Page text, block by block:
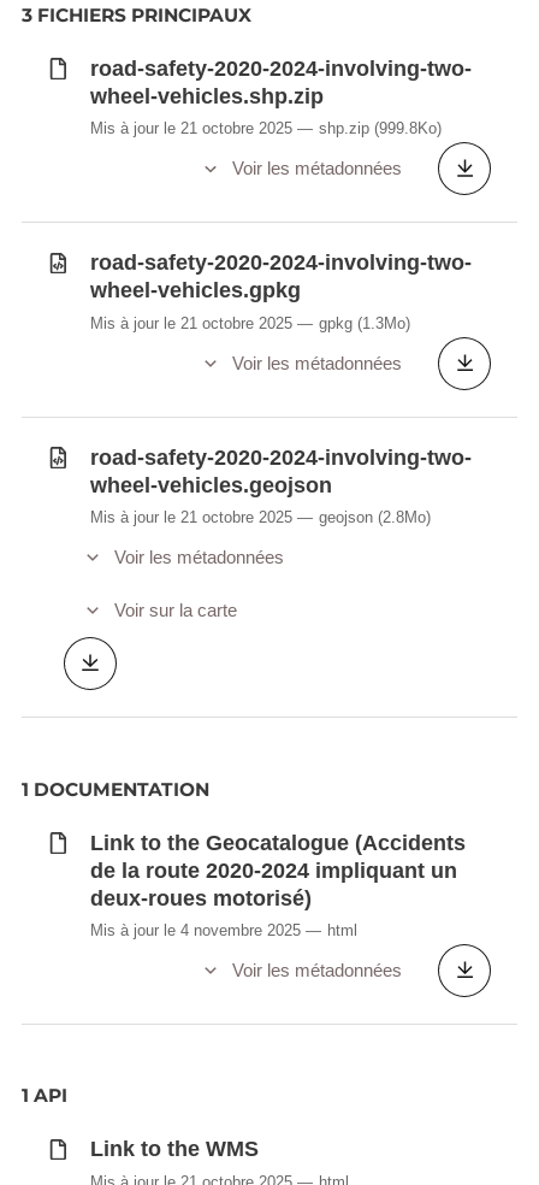
3 FICHIERS PRINCIPAUX
road-safety-2020-2024-involving-two-
wheel-vehicles.shp.zip
Mis à jour le 21 octobre 2025 shp.zip (999.8Ko)
Voir les métadonnées
road-safety-2020-2024-involving-two-
wheel-vehicles.gpkg
Mis à jour le 21 octobre 2025 gpkg (1.3Mo)
Voir les métadonnées
road-safety-2020-2024-involving-two-
wheel-vehicles.geojson
Mis à jour le 21 octobre 2025 geojson (2.8Mo)
Voir les métadonnées
Voir sur la carte
1 DOCUMENTATION
Link to the Geocatalogue (Accidents
de la route 2020-2024 impliquant un
deux-roues motorisé)
Mis à jour le 4 novembre 2025 html
Voir les métadonnées
1 API
Link to the WMS